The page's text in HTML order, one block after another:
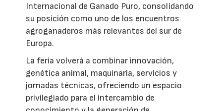
Internacional de Ganado Puro, consolidando
su posición como uno de los encuentros
agroganaderos más relevantes del sur de
Europa.
La feria volverá a combinar innovación,
genética animal, maquinaria, servicios y
jornadas técnicas, ofreciendo un espacio
privilegiado para el intercambio de